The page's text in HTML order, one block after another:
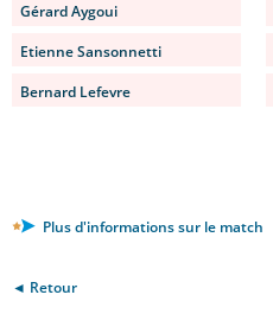
Gérard Aygoui
Etienne Sansonnetti
Bernard Lefevre
Plus d'informations sur le match
◄ Retour